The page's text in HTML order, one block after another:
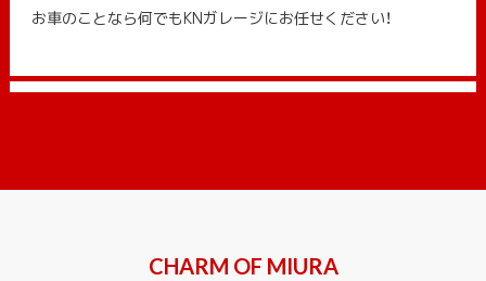
お車のことなら何でもKNガレージにお任せください！
CHARM OF MIURA